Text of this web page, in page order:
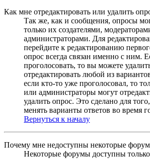
Как мне отредактировать или удалить
Так же, как и сообщения, опросы
только их создателями,
администраторами. Для
перейдите к редактированию
опрос всегда связан именно с ним.
проголосовать, то вы можете
отредактировать любой из
если кто-то уже проголосовал, то
или администраторы могут
удалить опрос. Это сделано для
менять варианты ответов во время
Вернуться к началу
Почему мне недоступны некоторые
Некоторые форумы доступны